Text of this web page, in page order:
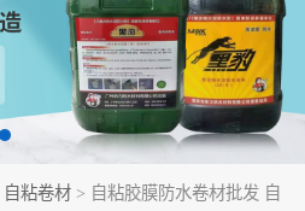
自粘卷材 > 自粘胶膜防水卷材批发 自
建筑108胶水
自粘卷材